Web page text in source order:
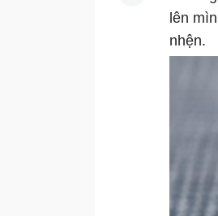
lên
nhện.